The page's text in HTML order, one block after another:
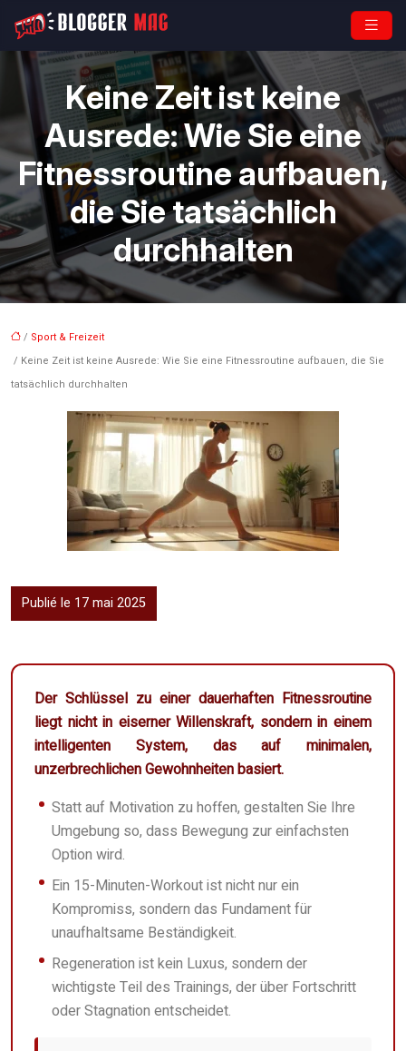
Keine Zeit ist keine
Ausrede: Wie Sie eine
Fitnessroutine aufbauen,
die Sie tatsächlich
durchhalten
/ Sport & Freizeit
/ Keine Zeit ist keine Ausrede: Wie Sie eine Fitnessroutine aufbauen, die Sie
tatsächlich durchhalten
Publié le 17 mai 2025
Der Schlüssel zu einer dauerhaften Fitnessroutine
liegt nicht in eiserner Willenskraft, sondern in einem
intelligenten System, das auf minimalen,
unzerbrechlichen Gewohnheiten basiert.
Statt auf Motivation zu hoffen, gestalten Sie Ihre
Umgebung so, dass Bewegung zur einfachsten
Option wird.
Ein 15-Minuten-Workout ist nicht nur ein
Kompromiss, sondern das Fundament für
unaufhaltsame Beständigkeit.
Regeneration ist kein Luxus, sondern der
wichtigste Teil des Trainings, der über Fortschritt
oder Stagnation entscheidet.